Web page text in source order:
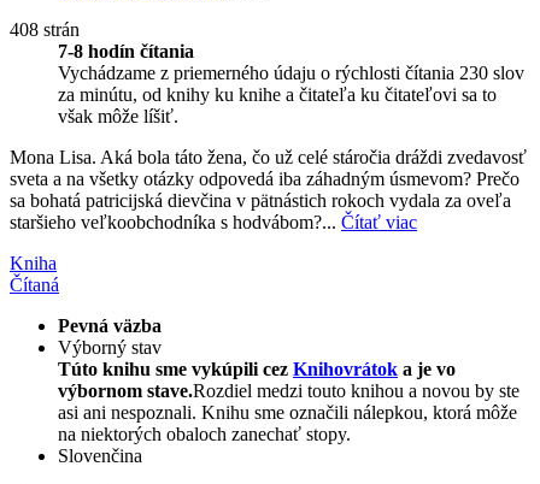
408 strán
7-8 hodín čítania
Vychádzame z priemerného údaju o rýchlosti čítania 230 slov
za minútu, od knihy ku knihe a čitateľa ku čitateľovi sa to
však môže líšiť.
Mona Lisa. Aká bola táto žena, čo už celé stáročia dráždi zvedavosť
sveta a na všetky otázky odpovedá iba záhadným úsmevom? Prečo
sa bohatá patricijská dievčina v pätnástich rokoch vydala za oveľa
staršieho veľkoobchodníka s hodvábom?... Čítať viac
Kniha
Čítaná
Pevná väzba
Výborný stav
Túto knihu sme vykúpili cez Knihovrátok a je vo
výbornom stave.Rozdiel medzi touto knihou a novou by ste
asi ani nespoznali. Knihu sme označili nálepkou, ktorá môže
na niektorých obaloch zanechať stopy.
Slovenčina